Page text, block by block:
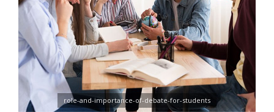
role-and-importance-of-debate-for-students